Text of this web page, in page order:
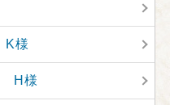
K様
H様